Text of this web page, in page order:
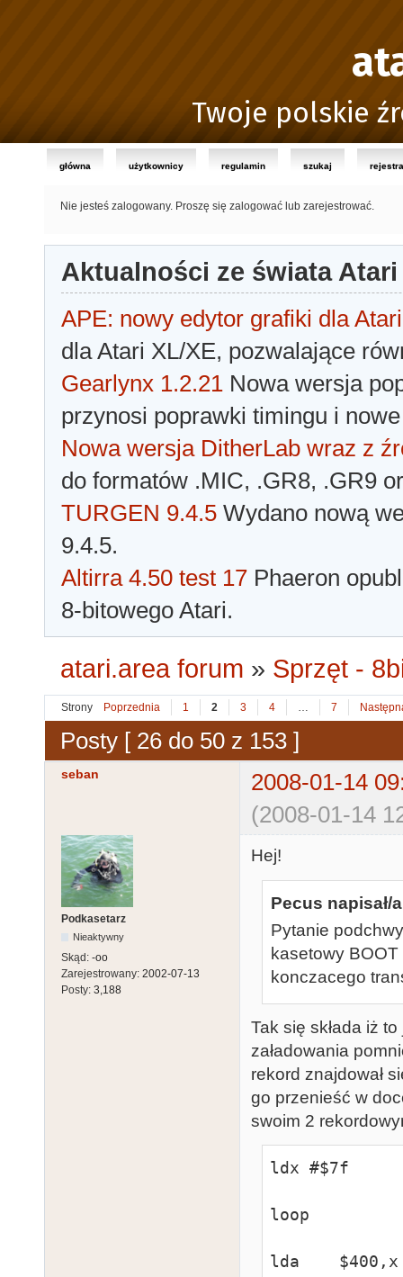
Twoje polskie
główna użytkownicy regulamin szukaj
Nie jesteś zalogowany. Proszę się zalogować lub zarejestrować.
Aktualności ze świata Atari
APE: nowy edytor grafiki dla Atari
dla Atari XL/XE, pozwalające
Gearlynx 1.2.21 Nowa wersja
przynosi poprawki timingu i
Nowa wersja DitherLab wraz z
do formatów .MIC, .GR8, .GR9
TURGEN 9.4.5 Wydano nową
9.4.5.
Altirra 4.50 test 17 Phaeron
8-bitowego Atari.
atari.area forum » Sprzęt -
Strony Poprzednia 1 2 3 4 … 7
Posty [ 26 do 50 z 153 ]
seban
2008-01-14
(2008-01-14
Podkasetarz
Nieaktywny
Skąd: -oo
Zarejestrowany: 2002-07-13
Posty: 3,188
Hej!
Pecus napisał/
Pytanie
kasetowy
konczacego
Tak się składa iż
załadowania
rekord znajdował
go przenieść w
swoim 2
ldx #$7f
loop
lda